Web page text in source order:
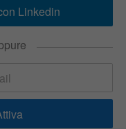
Linkedin